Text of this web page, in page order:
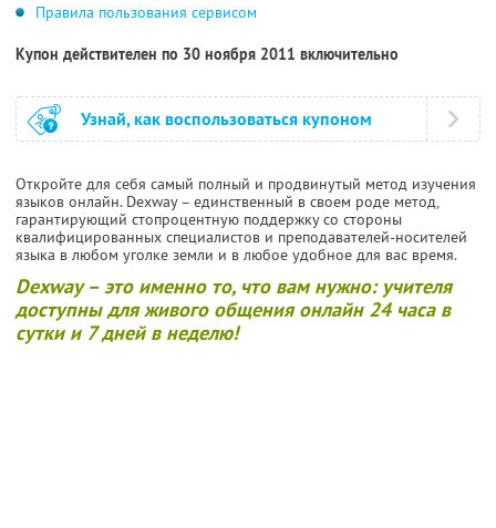
Правила пользования сервисом
Купон действителен по 30 ноября 2011 включительно
Узнай, как воспользоваться купоном
Откройте для себя самый полный и продвинутый метод изучения
языков онлайн. Dexway – единственный в своем роде метод,
гарантирующий стопроцентную поддержку со стороны
квалифицированных специалистов и преподавателей-носителей
языка в любом уголке земли и в любое удобное для вас время.
Dexway – это именно то, что вам нужно: учителя
доступны для живого общения онлайн 24 часа в
сутки и 7 дней в неделю!